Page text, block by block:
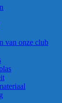
van onze club